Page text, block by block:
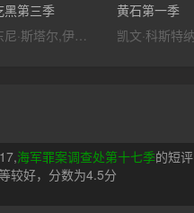
黑第三季
安东尼·斯塔尔,伊万娜·米利塞维奇,乌尔里奇·汤姆森,弗兰基·费森,李勋,罗斯·布莱克维尔,马特·索维托,翠斯提·凯莉·邓恩,瑞安谢恩,莉莉·西蒙斯,Geno,Segers,阿芙顿·威廉姆森,兰利·柯克伍德,马修·劳奇,奥黛塔·安纳布尔,查斯科·斯宾塞,坦娅·克拉克,安东尼·瑞维瓦,迈尔斯·哈姆帕斯,马克·希克斯,让·克劳德·卢耶,汉斯·马雷罗
黄石第一季
海军罪案调查处第十七季的短评
较好，分数为4.5分